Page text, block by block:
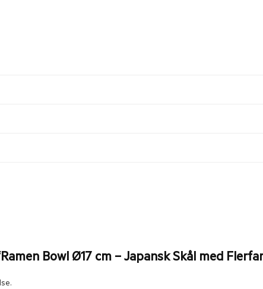
Bowl Ø17 cm – Japansk Skål med